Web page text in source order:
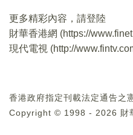
更多精彩內容，請登陸
財華香港網 (https://
現代電視 (http://
香港政府指定刊載法定通告之
Copyright © 1998 - 2026 財